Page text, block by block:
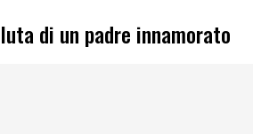
di un padre innamorato